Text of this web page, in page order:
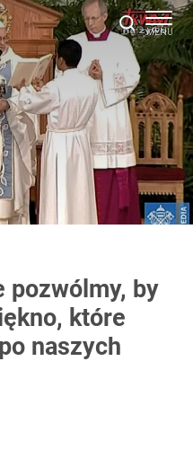
pozwólmy, by
które
naszych